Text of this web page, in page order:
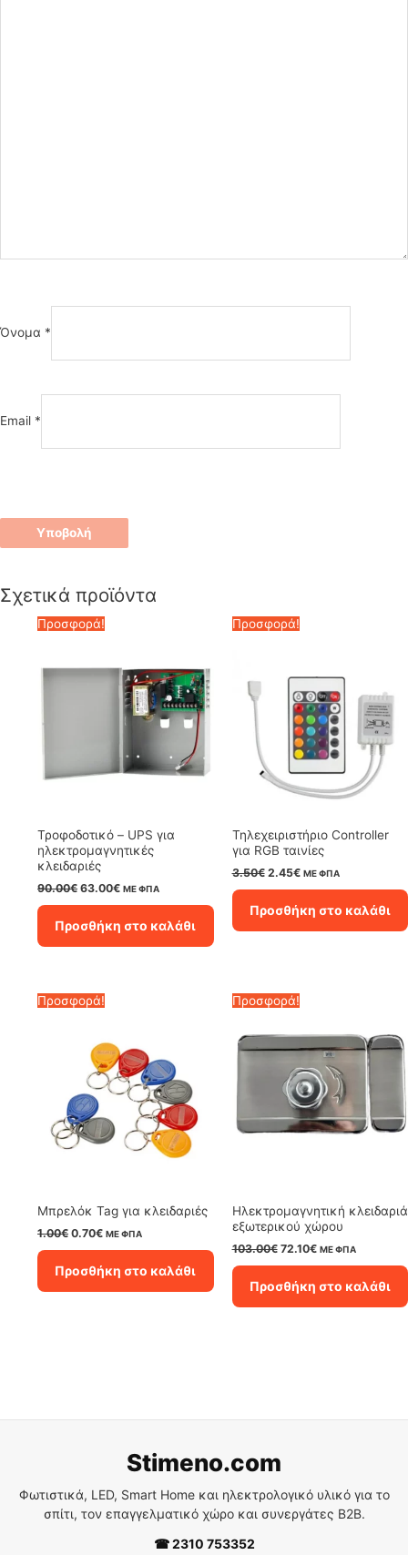
Όνομα *
Email *
Σχετικά προϊόντα
Προσφορά!
Τροφοδοτικό – UPS για
ηλεκτρομαγνητικές
κλειδαριές
90.00€ Original
90.00€.
63.00€Η
είναι:
63.00€.
ΜΕ ΦΠΑ
Προσθήκη στο καλάθι
Προσφορά!
Τηλεχειριστήριο Controller
για RGB ταινίες
3.50€ Original
3.50€.
2.45€Η
είναι:
2.45€.
ΜΕ ΦΠΑ
Προσθήκη στο καλάθι
Προσφορά!
Μπρελόκ Tag για κλειδαριές
1.00€ Original
price
1.00€.
0.70€Η
τρέχουσα
είναι:
0.70€.
ΜΕ ΦΠΑ
Προσθήκη στο καλάθι
Προσφορά!
Ηλεκτρομαγνητική κλειδαριά
εξωτερικού χώρου
103.00€ Original
price
103.00€.
72.10€Η
τρέχουσα
είναι:
72.10€.
ΜΕ ΦΠΑ
Προσθήκη στο καλάθι
Stimeno.com
Φωτιστικά, LED, Smart Home και ηλεκτρολογικό υλικό για το
σπίτι, τον επαγγελματικό χώρο και συνεργάτες B2B.
☎ 2310 753352